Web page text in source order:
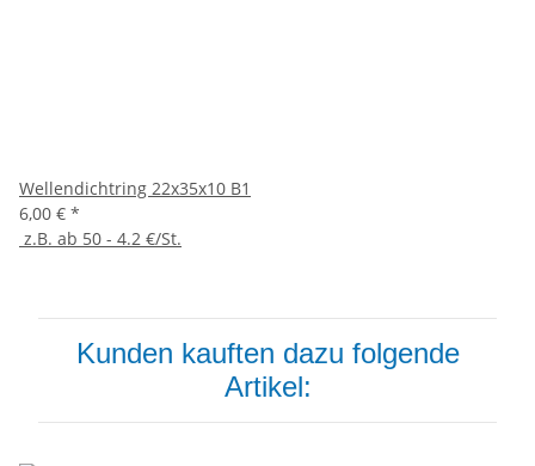
Wellendichtring 22x35x10 B1
6,00 € *
z.B. ab 50 - 4.2 €/St.
Kunden kauften dazu folgende
Artikel: